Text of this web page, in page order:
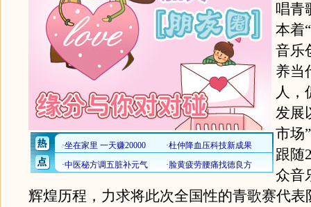
唱青
本着
音乐
养当
人，
发展
市场
跟随
众音
辉煌历程，力求将此次全国性的青歌赛代表